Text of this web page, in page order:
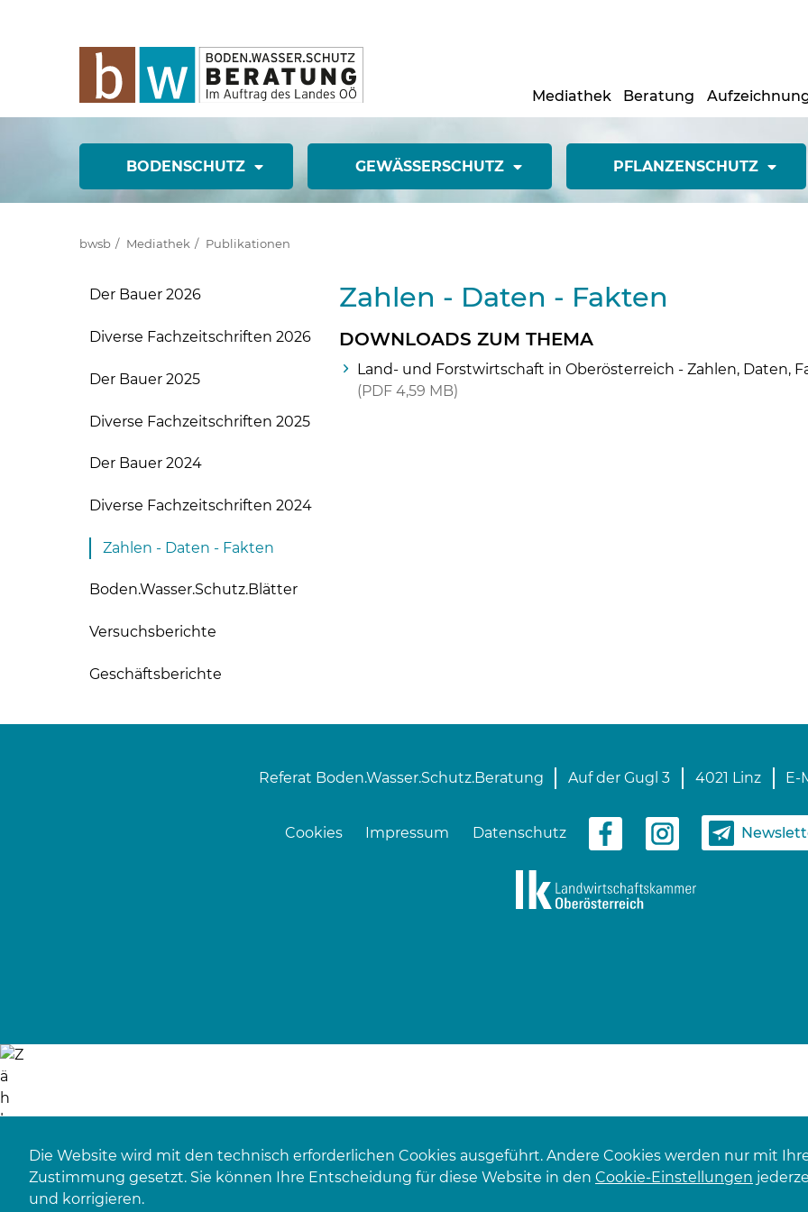
Mediathek Beratung
BODENSCHUTZ GEWÄSSERSCHUTZ PFLANZENSCHUTZ
bwsb Mediathek Publikationen
Zahlen - Daten - Fakten
DOWNLOADS ZUM THEMA
Land- und Forstwirtschaft in Oberösterreich - Zahlen, Daten,
PDF 4,59 MB
Der Bauer 2026
Diverse Fachzeitschriften 2026
Der Bauer 2025
Diverse Fachzeitschriften 2025
Der Bauer 2024
Diverse Fachzeitschriften 2024
Zahlen - Daten - Fakten
Boden.Wasser.Schutz.Blätter
Versuchsberichte
Geschäftsberichte
Referat Boden.Wasser.Schutz.Beratung Auf der Gugl 3 4021 Linz E-
Cookies Impressum Datenschutz
Die Website wird mit den technisch erforderlichen Cookies ausgeführt. Andere Cookies werden nur mit
Zustimmung gesetzt. Sie können Ihre Entscheidung für diese Website in den Cookie-Einstellungen
und korrigieren.